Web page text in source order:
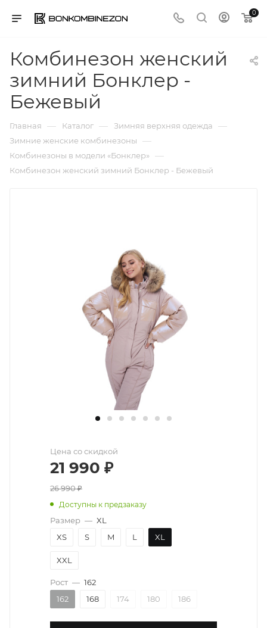
0
Комбинезон женский
зимний Бонклер -
Бежевый
Главная — Каталог — Зимняя верхняя одежда —
Зимние женские комбинезоны —
Комбинезоны в модели «Бонклер» —
Комбинезон женский зимний Бонклер - Бежевый
Цена со скидкой
21 990 ₽
26 990₽
Доступны к предзаказу
Размер — XL
XS
S M L XL
XXL
Рост — 162
162
168 174 180 186